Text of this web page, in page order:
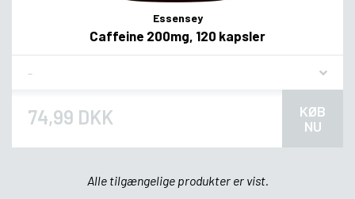
Essensey
Caffeine 200mg, 120 kapsler
74,99 DKK
KØB
NU
Alle tilgængelige produkter er vist.